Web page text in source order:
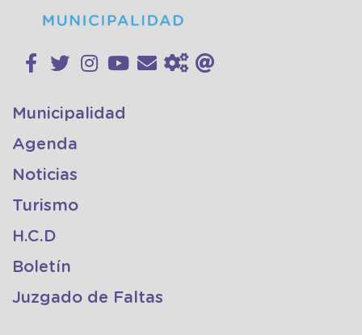
Municipalidad
Agenda
Noticias
Turismo
H.C.D
Boletín
Juzgado de Faltas